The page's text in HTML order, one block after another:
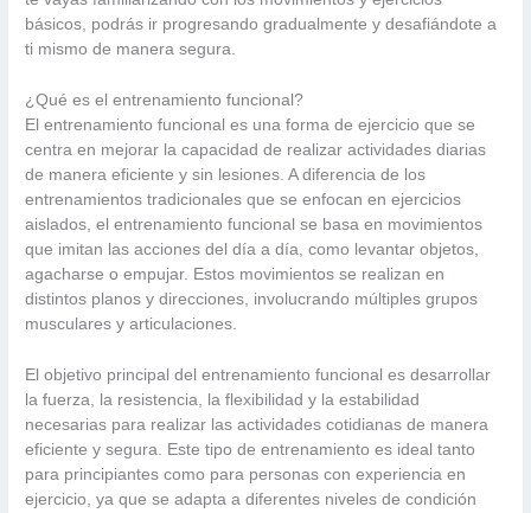
básicos, podrás ir progresando gradualmente y desafiándote a
ti mismo de manera segura.
¿Qué es el entrenamiento funcional?
El entrenamiento funcional es una forma de ejercicio que se
centra en mejorar la capacidad de realizar actividades diarias
de manera eficiente y sin lesiones. A diferencia de los
entrenamientos tradicionales que se enfocan en ejercicios
aislados, el entrenamiento funcional se basa en movimientos
que imitan las acciones del día a día, como levantar objetos,
agacharse o empujar. Estos movimientos se realizan en
distintos planos y direcciones, involucrando múltiples grupos
musculares y articulaciones.
El objetivo principal del entrenamiento funcional es desarrollar
la fuerza, la resistencia, la flexibilidad y la estabilidad
necesarias para realizar las actividades cotidianas de manera
eficiente y segura. Este tipo de entrenamiento es ideal tanto
para principiantes como para personas con experiencia en
ejercicio, ya que se adapta a diferentes niveles de condición